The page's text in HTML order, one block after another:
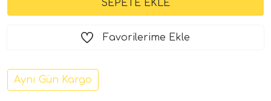
Favorilerime Ekle
Aynı Gün Kargo